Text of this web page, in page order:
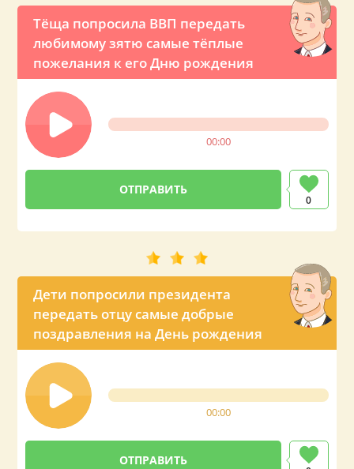
Тёща попросила ВВП передать
любимому зятю самые тёплые
пожелания к его Дню рождения
00:00
0
Дети попросили президента
передать отцу самые добрые
поздравления на День рождения
00:00